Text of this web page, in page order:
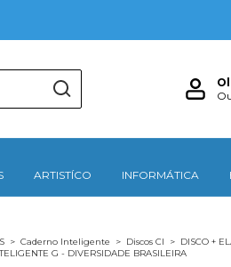
ARTISTÍCO INFORMÁTICA
> Caderno Inteligente > Discos CI > DISCO +
G - DIVERSIDADE BRASILEIRA